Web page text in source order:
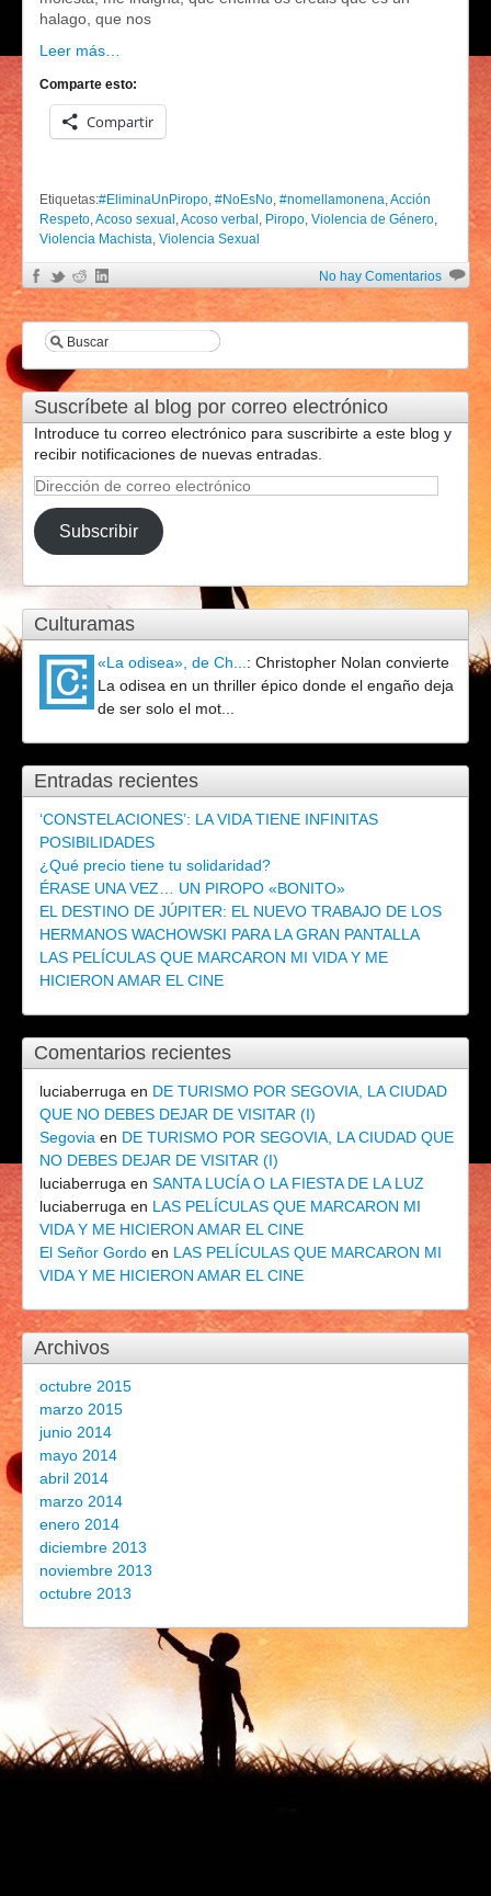
halago, que nos
Leer más…
Comparte esto:
Compartir
Etiquetas:#EliminaUnPiropo, #NoEsNo, #nomellamonena,Acción
Respeto,Acoso sexual ,Acoso verbal , Piropo, Violencia de Género,
Violencia Machista, Violencia Sexual
No hay Comentarios
Suscríbete al blog por correo electrónico
Introduce tu correo electrónico para suscribirte a este blog y
recibir notificaciones de nuevas entradas.
Dirección
correo
electrónico
Subscribir
Culturamas
«La odisea», de Ch... : Christopher Nolan convierte
La odisea en un thriller épico donde el engaño deja
de ser solo el mot...
Entradas recientes
‘CONSTELACIONES’: LA VIDA TIENE INFINITAS
POSIBILIDADES
¿Qué precio tiene tu solidaridad?
ÉRASE UNA VEZ… UN PIROPO «BONITO»
EL DESTINO DE JÚPITER: EL NUEVO TRABAJO DE LOS
HERMANOS WACHOWSKI PARA LA GRAN PANTALLA
LAS PELÍCULAS QUE MARCARON MI VIDA Y ME
HICIERON AMAR EL CINE
Comentarios recientes
luciaberruga en DE TURISMO POR SEGOVIA, LA CIUDAD
QUE NO DEBES DEJAR DE VISITAR (I)
Segovia en DE TURISMO POR SEGOVIA, LA CIUDAD QUE
NO DEBES DEJAR DE VISITAR (I)
luciaberruga en SANTA LUCÍA O LA FIESTA DE LA LUZ
luciaberruga en LAS PELÍCULAS QUE MARCARON MI
VIDA Y ME HICIERON AMAR EL CINE
El Señor Gordo en LAS PELÍCULAS QUE MARCARON MI
VIDA Y ME HICIERON AMAR EL CINE
Archivos
octubre 2015
marzo 2015
junio 2014
mayo 2014
abril 2014
marzo 2014
enero 2014
diciembre 2013
noviembre 2013
octubre 2013